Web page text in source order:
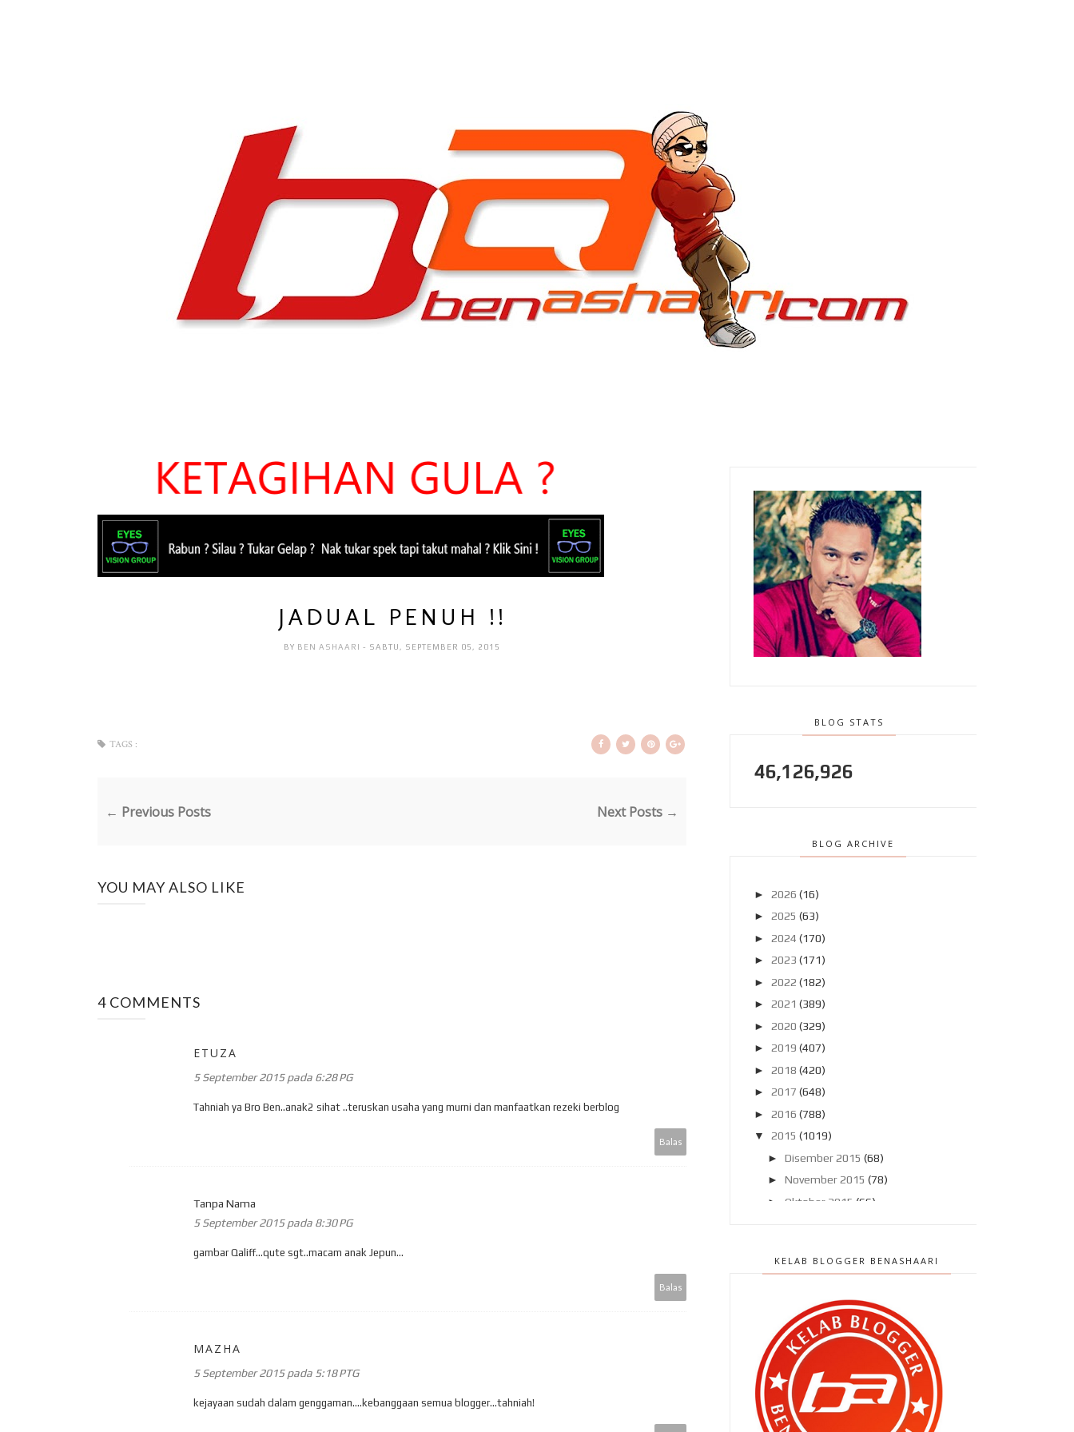
JADUAL PENUH !!
BY BEN ASHAARI - SABTU, SEPTEMBER 05, 2015
TAGS :
← Previous Posts Next Posts →
YOU MAY ALSO LIKE
4 COMMENTS
ETUZA
5 September 2015 pada 6:28 PG
Tahniah ya Bro Ben..anak2 sihat ..teruskan usaha yang murni dan manfaatkan rezeki berblog
Balas
Tanpa Nama
5 September 2015 pada 8:30 PG
gambar Qaliff...qute sgt..macam anak Jepun...
Balas
MAZHA
5 September 2015 pada 5:18 PTG
kejayaan sudah dalam genggaman....kebanggaan semua blogger...tahniah!
BLOG STATS
46,126,926
BLOG ARCHIVE
► 2026 (16)
► 2025 (63)
► 2024 (170)
► 2023 (171)
► 2022 (182)
► 2021 (389)
► 2020 (329)
► 2019 (407)
► 2018 (420)
► 2017 (648)
► 2016 (788)
▼
2015 (1019)
► Disember 2015 (68)
► November 2015 (78)
► Oktober 2015 (66)
Penjimatan bermula !
Dah boleh bersara !
Projek besar bersama AGENSI
ANTI DADAH KEBANGSAAN !
“ Tapai ubi ke , Ben ? “
Dalam dilema !
KELAB BLOGGER BENASHAARI